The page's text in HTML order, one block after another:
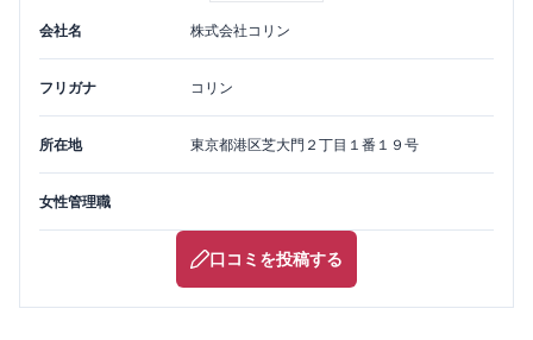
会社名 株式会社コリン
フリガナ コリン
所在地 東京都港区芝大門２丁目１番１９号
女性管理職
口コミを投稿する